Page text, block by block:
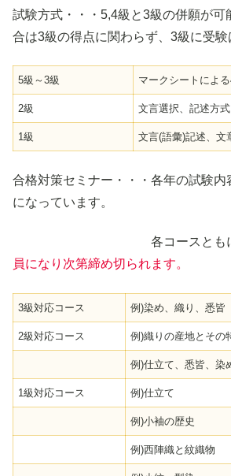
試験方式・・・5,4級と3級の併願が可
合は3級の得点に関わらず、3級に受
5級～3級 マークシートによ
2級 文言選択、記述方式
1級 文言(語彙)記述、文
合格対策セミナー・・・各年の試験内
になっています。
各コースともに先着
員になり次第締め切られます。
3級対応コース 例)染め、織り、悉皆
2級対応コース 例)織りの産地とその
例)仕立て、悉皆、染
1級対応コース 例)仕立て
例)小袖の歴史
例)西陣織と紋織物